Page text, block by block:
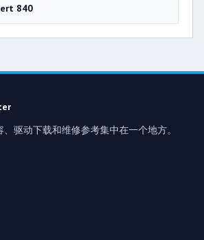
840
驱动下载和维修参考集中在一个地方。